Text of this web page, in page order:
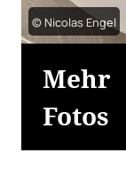
© Nicolas Engel
Mehr
Fotos